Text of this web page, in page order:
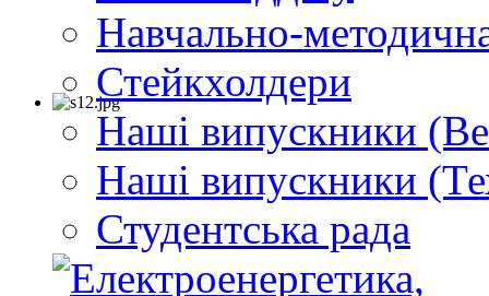
Навчально-
Стейкхолдери
Наші випускники
Наші випускники
Студентська рада